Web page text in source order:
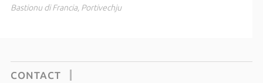
Bastionu di Francia, Portivechju
CONTACT